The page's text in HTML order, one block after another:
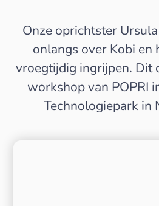
Onze oprichtster
onlangs over Kobi en
vroegtijdig ingrijpen. Dit
workshop van POPRI
Technologiepark in